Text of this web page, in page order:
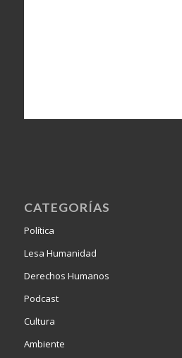
CATEGORÍAS
Política
Lesa Humanidad
Derechos Humanos
Podcast
Cultura
Ambiente